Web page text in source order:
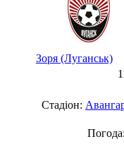
Зоря (Луганськ)
Стадіон: